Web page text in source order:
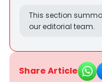
This section
our editorial team.
Share Article